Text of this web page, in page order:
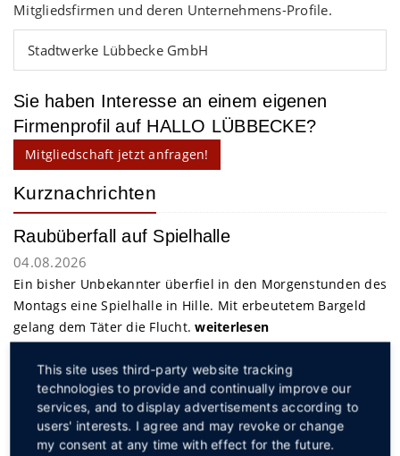
Mitgliedsfirmen und deren Unternehmens-Profile.
Stadtwerke Lübbecke GmbH
Sie haben Interesse an einem eigenen
Firmenprofil auf HALLO LÜBBECKE?
Mitgliedschaft jetzt anfragen!
Kurznachrichten
Raubüberfall auf Spielhalle
04.08.2026
Ein bisher Unbekannter überfiel in den Morgenstunden des
Montags eine Spielhalle in Hille. Mit erbeutetem Bargeld
gelang dem Täter die Flucht.weiterlesen
Service
This site uses third-party website tracking
technologies to provide and continually improve our
services, and to display advertisements according to
users' interests. I agree and may revoke or change
my consent at any time with effect for the future.